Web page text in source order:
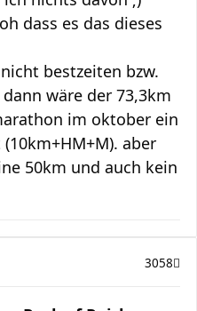
dass es das dieses
bestzeiten bzw.
wäre der 73,3km
im oktober ein
aber
50km und auch kein
3058